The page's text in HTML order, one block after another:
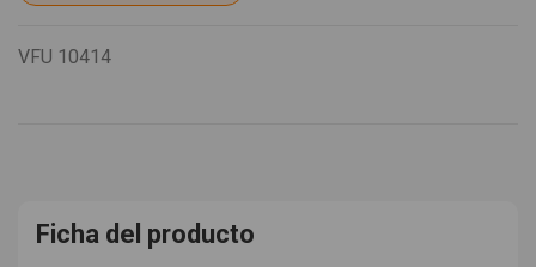
VFU 10414
Ficha del producto